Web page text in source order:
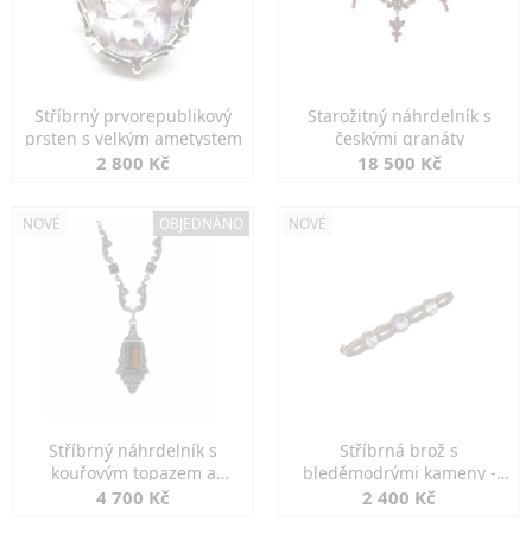
Stříbrný prvorepublikový
prsten s velkým ametystem
2 800 Kč
Starožitný náhrdelník s
českými granáty
18 500 Kč
NOVÉ OBJEDNÁNO
Stříbrný náhrdelník s
kouřovým topazem a
markazity
4 700 Kč
NOVÉ
Stříbrná brož s
bleděmodrými kameny -
jemná elegance
2 400 Kč